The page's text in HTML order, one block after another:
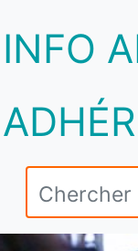
INFO